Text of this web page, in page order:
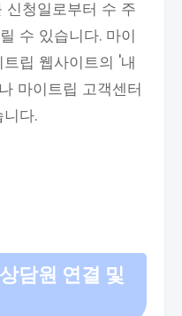
신청일로부터 수 주
수 있습니다. 마이
립 웹사이트의 '내
마이트립 고객센터
다.
담원 연결 및